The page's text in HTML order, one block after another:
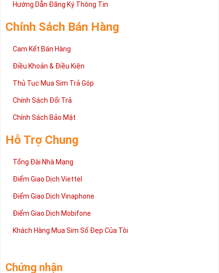
Hướng Dẫn Đăng Ký Thông Tin
Chính Sách Bán Hàng
Cam Kết Bán Hàng
Điều Khoản & Điều Kiện
Thủ Tục Mua Sim Trả Góp
Chính Sách Đổi Trả
Chính Sách Bảo Mật
Hỗ Trợ Chung
Tổng Đài Nhà Mạng
Điểm Giao Dịch Viettel
Điểm Giao Dịch Vinaphone
Điểm Giao Dịch Mobifone
Khách Hàng Mua Sim Số Đẹp Của Tôi
Chứng nhận